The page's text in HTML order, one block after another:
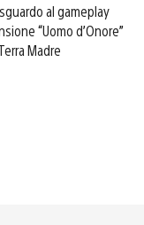
al gameplay
“Uomo d’Onore”
Madre